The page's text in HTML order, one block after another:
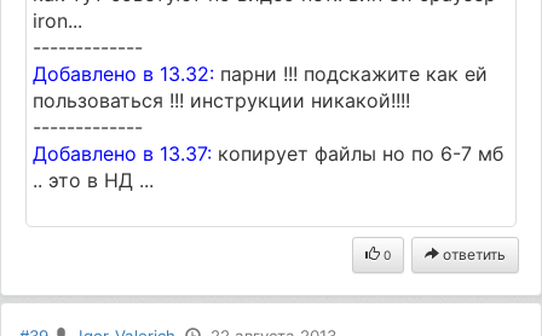
iron...
-------------
Добавлено в 13.32: парни !!! подскажите как ей
пользоваться !!! инструкции никакой!!!!
-------------
Добавлено в 13.37: копирует файлы но по 6-7 мб
.. это в НД ...
0 ответить